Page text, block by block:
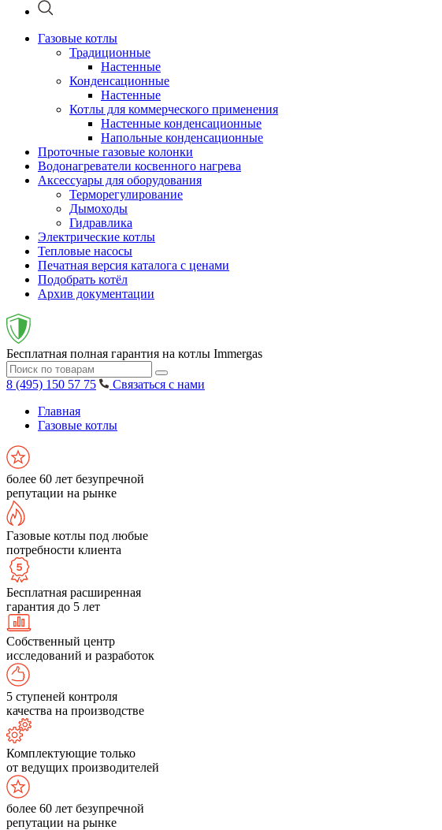
Газовые котлы
Традиционные
Настенные
Конденсационные
Настенные
Котлы для коммерческого применения
Настенные конденсационные
Напольные конденсационные
Проточные газовые колонки
Водонагреватели косвенного нагрева
Аксессуары для оборудования
Терморегулирование
Дымоходы
Гидравлика
Электрические котлы
Тепловые насосы
Печатная версия каталога с ценами
Подобрать котёл
Архив документации
Бесплатная полная гарантия на котлы Immergas
8 (495) 150 57 75
Связаться с нами
Главная
Газовые котлы
более 60 лет безупречной
репутации на рынке
Газовые котлы под любые
потребности клиента
Бесплатная расширенная
гарантия до 5 лет
Собственный центр
исследований и разработок
5 ступеней контроля
качества на производстве
Комплектующие только
от ведущих производителей
более 60 лет безупречной
репутации на рынке